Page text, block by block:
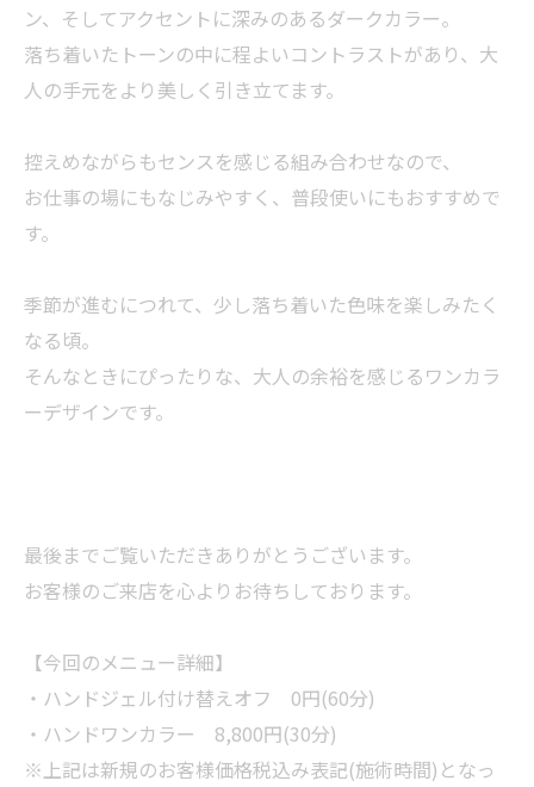
ン、そしてアクセントに深みのあるダークカラー。
落ち着いたトーンの中に程よいコントラストがあり、大
人の手元をより美しく引き立てます。
控えめながらもセンスを感じる組み合わせなので、
お仕事の場にもなじみやすく、普段使いにもおすすめで
す。
季節が進むにつれて、少し落ち着いた色味を楽しみたく
なる頃。
そんなときにぴったりな、大人の余裕を感じるワンカラ
ーデザインです。
最後までご覧いただきありがとうございます。
お客様のご来店を心よりお待ちしております。
【今回のメニュー詳細】
・ハンドジェル付け替えオフ 0円(60分)
・ハンドワンカラー 8,800円(30分)
※上記は新規のお客様価格税込み表記(施術時間)となっ